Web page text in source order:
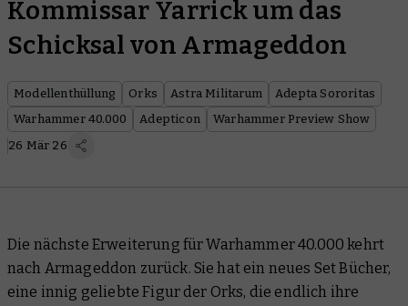
Kommissar Yarrick um das
Schicksal von Armageddon
Modellenthüllung Orks Astra Militarum
Adepta Sororitas
Warhammer 40.000
Adepticon
Warhammer Preview Show
26 Mär 26
Die nächste Erweiterung für Warhammer 40.000 kehrt
nach Armageddon zurück. Sie hat ein neues Set Bücher,
eine innig geliebte Figur der Orks, die endlich ihre